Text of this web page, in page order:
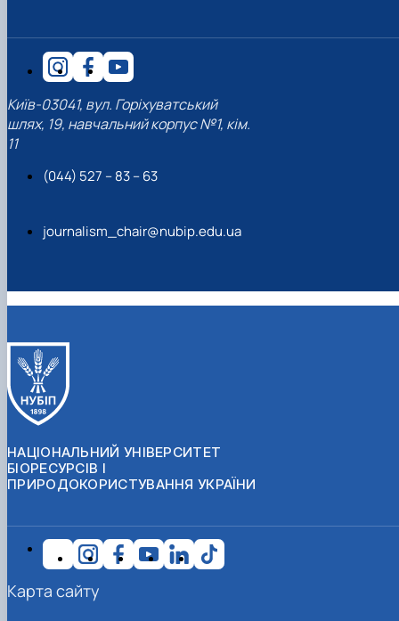
Київ-03041, вул. Горіхуватський
шлях, 19, навчальний корпус №1, кім.
11
(044) 527 – 83 – 63
journalism_chair@nubip.edu.ua
НАЦІОНАЛЬНИЙ УНІВЕРСИТЕТ
БІОРЕСУРСІВ І
ПРИРОДОКОРИСТУВАННЯ УКРАЇНИ
Карта сайту